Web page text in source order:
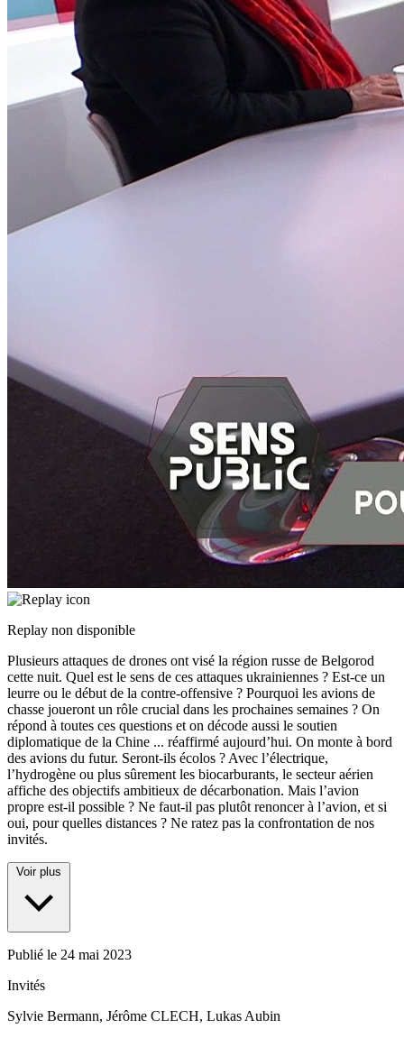
Replay non disponible
Plusieurs attaques de drones ont visé la région russe de Belgorod
cette nuit. Quel est le sens de ces attaques ukrainiennes ? Est-ce un
leurre ou le début de la contre-offensive ? Pourquoi les avions de
chasse joueront un rôle crucial dans les prochaines semaines ? On
répond à toutes ces questions et on décode aussi le soutien
diplomatique de la Chine ... réaffirmé aujourd’hui. On monte à bord
des avions du futur. Seront-ils écolos ? Avec l’électrique,
l’hydrogène ou plus sûrement les biocarburants, le secteur aérien
affiche des objectifs ambitieux de décarbonation. Mais l’avion
propre est-il possible ? Ne faut-il pas plutôt renoncer à l’avion, et si
oui, pour quelles distances ? Ne ratez pas la confrontation de nos
invités.
Voir plus
Publié le 24 mai 2023
Invités
Sylvie Bermann, Jérôme CLECH, Lukas Aubin